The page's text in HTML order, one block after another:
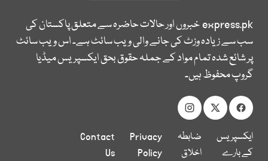
express.pkخبروں اور حالات حاضرہ سے متعلق پاکستان کی
سب سے زیادہ وزٹ کی جانے والی ویب سائٹ ہے۔ اس ویب سائٹ
پر شائع شدہ تمام مواد کے جملہ حقوق بحق ایکسپریس میڈیا
گروپ محفوظ ہیں۔
ایکسپریس
کے بارے
ضابطہ
اخلاق
Privacy
Policy
Contact
Us